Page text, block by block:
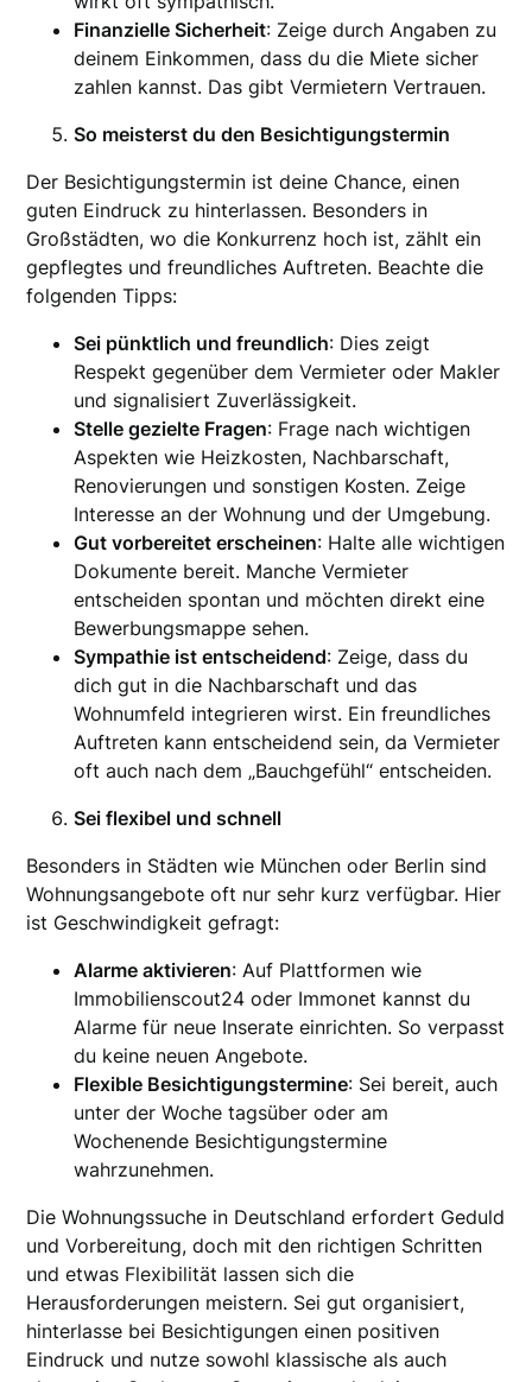
Finanzielle Sicherheit: Zeige durch Angaben zu
deinem Einkommen, dass du die Miete sicher
zahlen kannst. Das gibt Vermietern Vertrauen.
So meisterst du den Besichtigungstermin
Der Besichtigungstermin ist deine Chance, einen
guten Eindruck zu hinterlassen. Besonders in
Großstädten, wo die Konkurrenz hoch ist, zählt ein
gepflegtes und freundliches Auftreten. Beachte die
folgenden Tipps:
Sei pünktlich und freundlich: Dies zeigt
Respekt gegenüber dem Vermieter oder Makler
und signalisiert Zuverlässigkeit.
Stelle gezielte Fragen: Frage nach wichtigen
Aspekten wie Heizkosten, Nachbarschaft,
Renovierungen und sonstigen Kosten. Zeige
Interesse an der Wohnung und der Umgebung.
Gut vorbereitet erscheinen: Halte alle wichtigen
Dokumente bereit. Manche Vermieter
entscheiden spontan und möchten direkt eine
Bewerbungsmappe sehen.
Sympathie ist entscheidend: Zeige, dass du
dich gut in die Nachbarschaft und das
Wohnumfeld integrieren wirst. Ein freundliches
Auftreten kann entscheidend sein, da Vermieter
oft auch nach dem „Bauchgefühl“ entscheiden.
Sei flexibel und schnell
Besonders in Städten wie München oder Berlin sind
Wohnungsangebote oft nur sehr kurz verfügbar. Hier
ist Geschwindigkeit gefragt:
Alarme aktivieren: Auf Plattformen wie
Immobilienscout24 oder Immonet kannst du
Alarme für neue Inserate einrichten. So verpasst
du keine neuen Angebote.
Flexible Besichtigungstermine: Sei bereit, auch
unter der Woche tagsüber oder am
Wochenende Besichtigungstermine
wahrzunehmen.
Die Wohnungssuche in Deutschland erfordert Geduld
und Vorbereitung, doch mit den richtigen Schritten
und etwas Flexibilität lassen sich die
Herausforderungen meistern. Sei gut organisiert,
hinterlasse bei Besichtigungen einen positiven
Eindruck und nutze sowohl klassische als auch